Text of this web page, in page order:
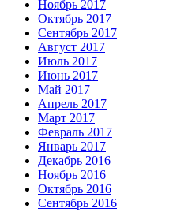
Ноябрь 2017
Октябрь 2017
Сентябрь 2017
Август 2017
Июль 2017
Июнь 2017
Май 2017
Апрель 2017
Март 2017
Февраль 2017
Январь 2017
Декабрь 2016
Ноябрь 2016
Октябрь 2016
Сентябрь 2016